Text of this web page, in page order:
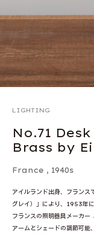
LIGHTING
No.71
Brass by
France , 1940s
アイルランド出身、フラン
グレイ）」により、1953年
フランスの照明器具メーカ
アームとシェードの調節可能